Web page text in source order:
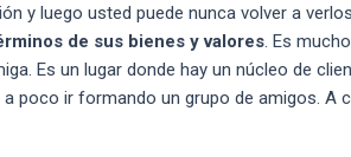
y luego usted puede nunca volver a
de sus bienes y valores. Es
Es un lugar donde hay un núcleo de
poco ir formando un grupo de amigos. A